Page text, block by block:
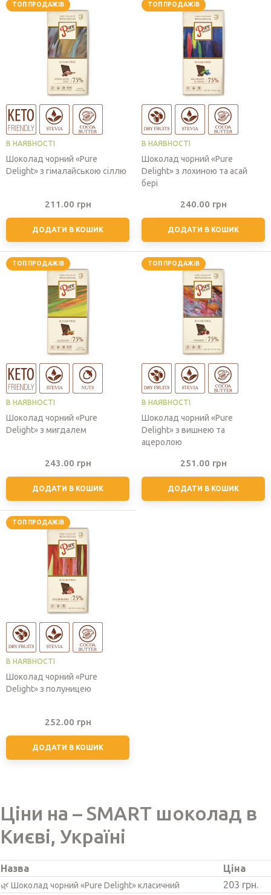
ТОП ПРОДАЖІВ
В НАЯВНОСТІ
Шоколад чорний «Pure
Delight» з гімалайською сіллю
211.00 грн
ДОДАТИ В КОШИК
ТОП ПРОДАЖІВ
В НАЯВНОСТІ
Шоколад чорний «Pure
Delight» з лохиною та асай
бері
240.00 грн
ДОДАТИ В КОШИК
ТОП ПРОДАЖІВ
В НАЯВНОСТІ
Шоколад чорний «Pure
Delight» з мигдалем
243.00 грн
ДОДАТИ В КОШИК
ТОП ПРОДАЖІВ
В НАЯВНОСТІ
Шоколад чорний «Pure
Delight» з вишнею та
ацеролою
251.00 грн
ДОДАТИ В КОШИК
ТОП ПРОДАЖІВ
В НАЯВНОСТІ
Шоколад чорний «Pure
Delight» з полуницею
252.00 грн
ДОДАТИ В КОШИК
Ціни на – SMART шоколад в
Києві, Україні
Назва Ціна
🌿 Шоколад чорний «Pure Delight» класичний 203 грн.